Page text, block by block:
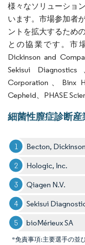
様々なソリューショ
います。市場参加者
ントを拡大するため
との協業です。市
Dickinson and
Sekisui
Corporation、Binx
Cepheid、PHASE
細菌性膣症診断
Becton,
Hologic, Inc.
Qiagen N.V.
Sekisui
bioMérieux SA
*免責事項:主要選手の並